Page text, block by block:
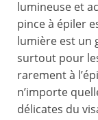
lumineuse et
pince à épiler
lumière est un
surtout pour
rarement à
n’importe
délicates du